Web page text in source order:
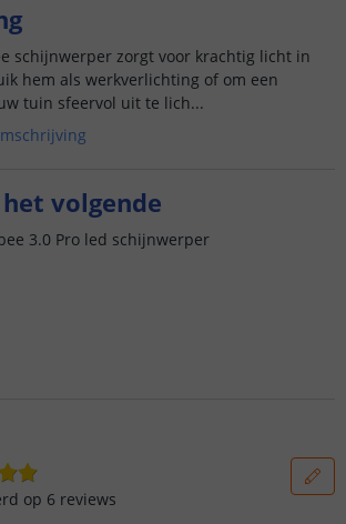
schijnwerper zorgt voor krachtig licht in
hem als werkverlichting of om een
tuin sfeervol uit te lich...
volgende
3.0 Pro led schijnwerper
op 6 reviews